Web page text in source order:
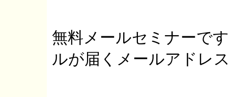
無料メールセミナーで
ルが届くメールアドレ